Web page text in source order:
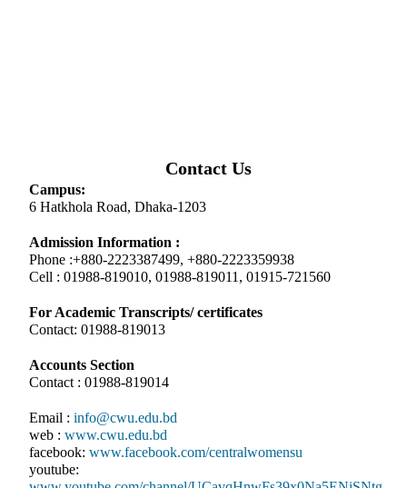
Contact Us
Campus:
6 Hatkhola Road, Dhaka-1203
Admission Information :
Phone :+880-2223387499, +880-2223359938
Cell : 01988-819010, 01988-819011, 01915-721560
For Academic Transcripts/ certificates
Contact: 01988-819013
Accounts Section
Contact : 01988-819014
Email : info@cwu.edu.bd
web : www.cwu.edu.bd
facebook: www.facebook.com/centralwomensu
youtube: